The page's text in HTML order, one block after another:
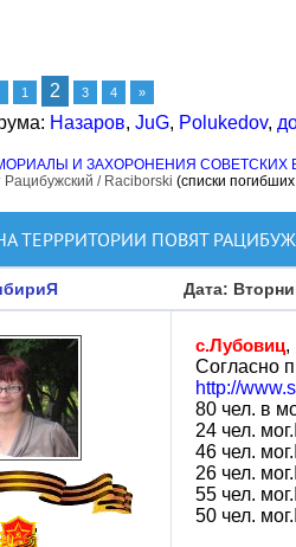
1 2 3 4 »
Назаров, JuG, Polukedov,
И ЗАХОРОНЕНИЯ СОВЕТСКИХ
/ Raciborski (списки
ТЕРРРИТОРИИ ПОВЯТ
Дата:
с.Лубовиц,
Согласно
http://
80 чел. в
24 чел.
46 чел.
26 чел.
55 чел.
50 чел.